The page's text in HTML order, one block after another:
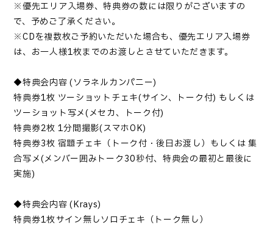
※優先エリア入場券、特典券の数には限りがございますの
で、予めご了承ください。
※CDを複数枚ご予約いただいた場合も、優先エリア入場券
は、お一人様1枚までのお渡しとさせていただきます。
◆特典会内容(ソラネルカンパニー)
特典券1枚 ツーショットチェキ(サイン、トーク付) もしくは
ツーショット写メ(メセカ、トーク付)
特典券2枚 1分間撮影(スマホOK)
特典券3枚 宿題チェキ（トーク付・後日お渡し）もしくは 集
合写メ(メンバー囲みトーク30秒付、特典会の最初と最後に
実施)
◆特典会内容(Krays)
特典券1枚→サイン無しソロチェキ（トーク無し）